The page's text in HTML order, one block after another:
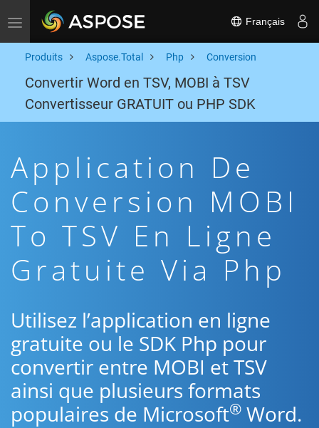
Toggle navigation Français
Produits Aspose.Total Php Conversion
Convertir Word en TSV, MOBI à TSV
Convertisseur GRATUIT ou PHP SDK
Application De
Conversion MOBI
To TSV En Ligne
Gratuite Via Php
Utilisez l’application en ligne
gratuite ou le SDK Php pour
convertir entre MOBI et TSV
ainsi que plusieurs formats
populaires de Microsoft® Word.